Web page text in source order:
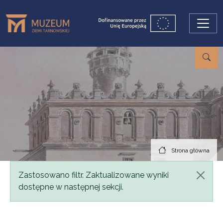
Strona główna
Komunikat
Zastosowano filtr. Zaktualizowane wyniki
dostępne w następnej sekcji.